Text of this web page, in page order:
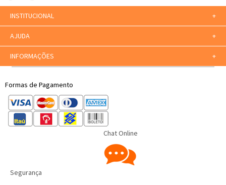
INSTITUCIONAL +
AJUDA +
INFORMAÇÕES +
Formas de Pagamento
Chat Online
Segurança